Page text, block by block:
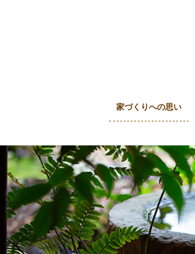
家づくりへの思い